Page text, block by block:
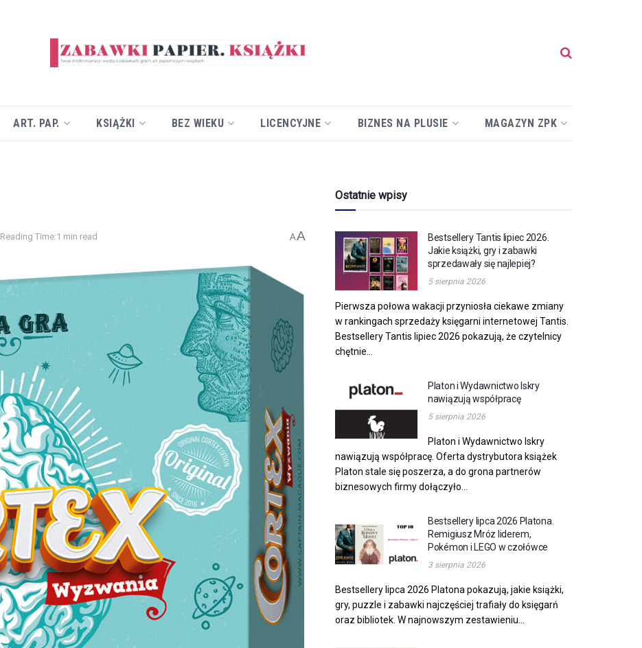
ART. PAP. KSIĄŻKI BEZ WIEKU LICENCYJNE BIZNES NA PLUSIE MAGAZYN ZPK
Reading Time:1 min read AA
Ostatnie wpisy
Bestsellery Tantis lipiec 2026.
Jakie książki, gry i zabawki
sprzedawały się najlepiej?
5 sierpnia 2026
Pierwsza połowa wakacji przyniosła ciekawe zmiany
w rankingach sprzedaży księgarni internetowej Tantis.
Bestsellery Tantis lipiec 2026 pokazują, że czytelnicy
chętnie...
Platon i Wydawnictwo Iskry
nawiązują współpracę
5 sierpnia 2026
Platon i Wydawnictwo Iskry
nawiązują współpracę. Oferta dystrybutora książek
Platon stale się poszerza, a do grona partnerów
biznesowych firmy dołączyło...
Bestsellery lipca 2026 Platona.
Remigiusz Mróz liderem,
Pokémon i LEGO w czołówce
3 sierpnia 2026
Bestsellery lipca 2026 Platona pokazują, jakie książki,
gry, puzzle i zabawki najczęściej trafiały do księgarń
oraz bibliotek. W najnowszym zestawieniu...